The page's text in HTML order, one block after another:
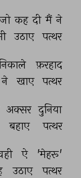
जो कह दी मैं ने
उठाए पत्थर
फ़रहाद
ने खाए पत्थर
अक्सर दुनिया
बहाए पत्थर
ऐ
'मेहरू'
उठाए पत्थर